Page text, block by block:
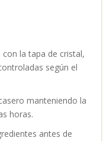
la tapa de cristal,
según el
manteniendo la
horas.
antes de